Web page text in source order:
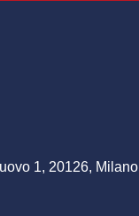
1, 20126, Milano